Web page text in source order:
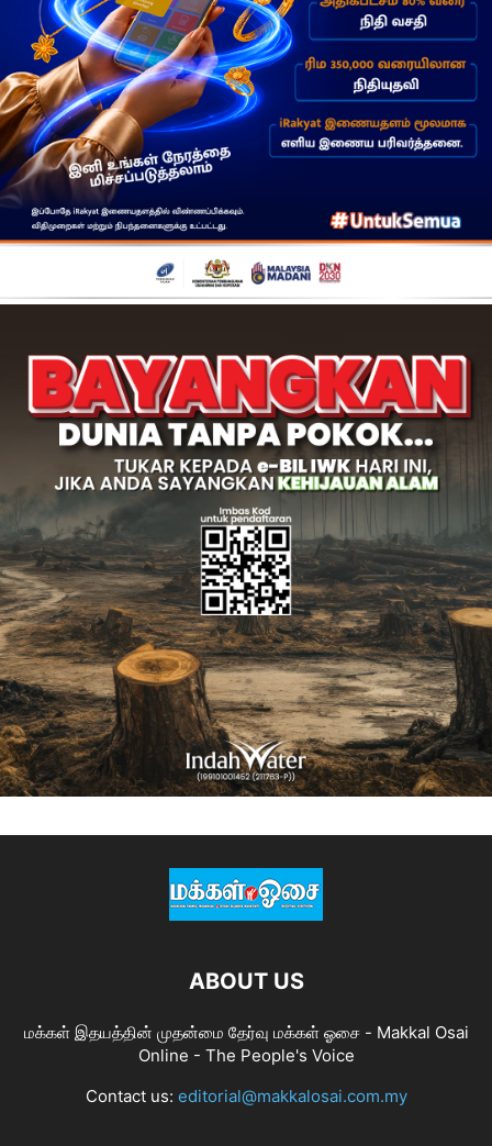
ABOUT US
மக்கள் இதயத்தின் முதன்மை தேர்வு மக்கள் ஓசை - Makkal Osai
Online - The People's Voice
Contact us: editorial@makkalosai.com.my